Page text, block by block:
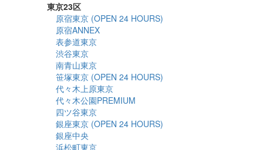
東京23区
原宿東京 (OPEN 24 HOURS)
原宿ANNEX
表参道東京
渋谷東京
南青山東京
笹塚東京 (OPEN 24 HOURS)
代々木上原東京
代々木公園PREMIUM
四ツ谷東京
銀座東京 (OPEN 24 HOURS)
銀座中央
浜松町東京